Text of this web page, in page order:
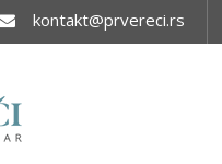
kontakt@prvereci.rs